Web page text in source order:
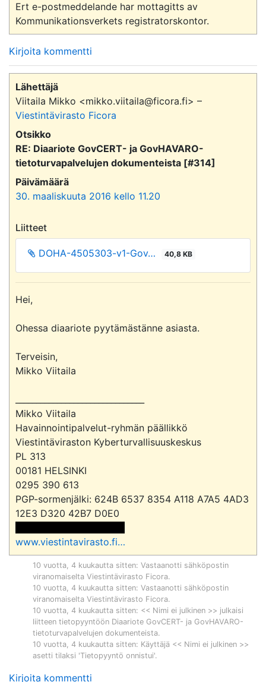
Ert e-postmeddelande har mottagitts av
Kirjoita kommentti
Lähettäjä
Viitaila Mikko <mikko.viitaila@ficora.fi> –
Viestintävirasto Ficora
Otsikko
RE: Diaariote GovCERT- ja GovHAVARO-
tietoturvapalvelujen dokumenteista [#314]
Päivämäärä
30. maaliskuuta 2016 kello 11.20
Liitteet
DOHA-4505303-v1-Gov… 40,8 KB
Hei,
Ohessa diaariote pyytämästänne asiasta.
Terveisin,
Mikko Viitaila
Mikko Viitaila
Havainnointipalvelut-ryhmän päällikkö
Viestintäviraston Kyberturvallisuuskeskus
PL 313
00181 HELSINKI
0295 390 613
PGP-sormenjälki: 624B 6537 8354 A118 A7A5 4AD3
www.viestintavirasto.fi…
10 vuotta, 4 kuukautta sitten: Vastaanotti sähköpostin
viranomaiselta Viestintävirasto Ficora.
10 vuotta, 4 kuukautta sitten: Vastaanotti sähköpostin
viranomaiselta Viestintävirasto Ficora.
10 vuotta, 4 kuukautta sitten: << Nimi ei julkinen >> julkaisi
liitteen tietopyyntöön Diaariote GovCERT- ja GovHAVARO-
tietoturvapalvelujen dokumenteista.
10 vuotta, 4 kuukautta sitten: Käyttäjä << Nimi ei julkinen >>
asetti tilaksi 'Tietopyyntö onnistui'.
Kirjoita kommentti